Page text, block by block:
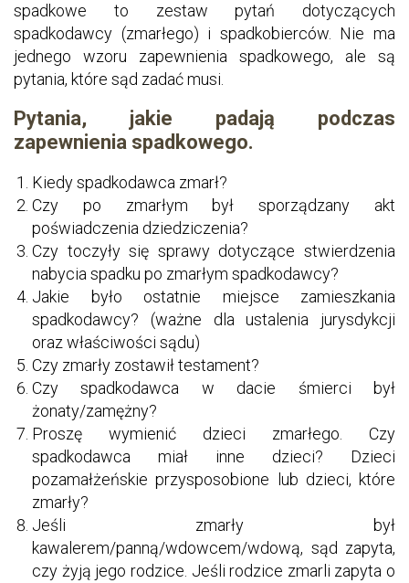
spadkowe to zestaw pytań dotyczących
spadkodawcy (zmarłego) i spadkobierców. Nie ma
jednego wzoru zapewnienia spadkowego, ale są
pytania, które sąd zadać musi.
Pytania, jakie padają podczas
zapewnienia spadkowego.
Kiedy spadkodawca zmarł?
Czy po zmarłym był sporządzany akt
poświadczenia dziedziczenia?
Czy toczyły się sprawy dotyczące stwierdzenia
nabycia spadku po zmarłym spadkodawcy?
Jakie było ostatnie miejsce zamieszkania
spadkodawcy? (ważne dla ustalenia jurysdykcji
oraz właściwości sądu)
Czy zmarły zostawił testament?
Czy spadkodawca w dacie śmierci był
żonaty/zamężny?
Proszę wymienić dzieci zmarłego. Czy
spadkodawca miał inne dzieci? Dzieci
pozamałżeńskie przysposobione lub dzieci, które
zmarły?
Jeśli zmarły był
kawalerem/panną/wdowcem/wdową, sąd zapyta,
czy żyją jego rodzice. Jeśli rodzice zmarli zapyta o